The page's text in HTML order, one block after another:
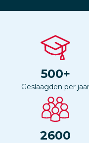
500+
Geslaagden per jaar
2600